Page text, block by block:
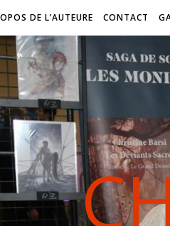
DE L’AUTEURE CONTACT